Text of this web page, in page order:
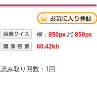
横： 850px 縦:850px
60.42kb
読み取り回数： 1回